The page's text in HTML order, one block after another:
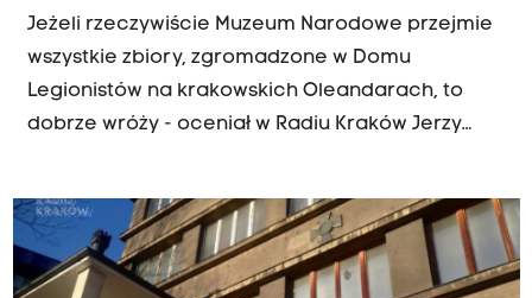
Jeżeli rzeczywiście Muzeum Narodowe przejmie
wszystkie zbiory, zgromadzone w Domu
Legionistów na krakowskich Oleandarach, to
dobrze wróży - oceniał w Radiu Kraków Jerzy